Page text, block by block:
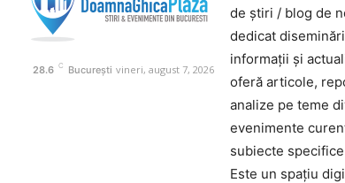
28.6 C București vineri, august 7, 2026
de știri / blog de
dedicat
informații și
oferă articole,
analize pe teme
evenimente
subiecte
Este un spațiu